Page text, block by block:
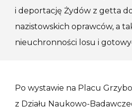
i deportację Żydów z getta
nazistowskich oprawców, a
nieuchronności losu i
Po wystawie na Placu
z Działu Naukowo-